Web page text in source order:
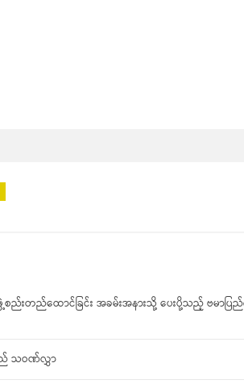
းတည်ထောင်ခြင်း အခမ်းအနားသို့ ပေးပို့သည့် ဗမာပြ
ည် သဝဏ်လွှာ